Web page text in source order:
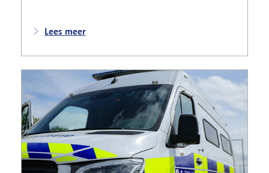
beslag genomen. Daarnaast arresteerde de politie
motorblokken en inbrekersmateriaal gevonden.
Lees meer